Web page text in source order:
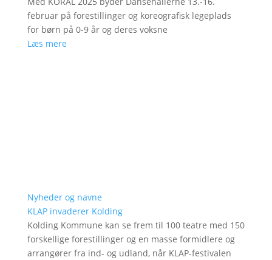
februar på forestillinger og koreografisk legeplads
for børn på 0-9 år og deres voksne
Læs mere
Nyheder og navne
KLAP invaderer Kolding
Kolding Kommune kan se frem til 100 teatre med 150
forskellige forestillinger og en masse formidlere og
arrangører fra ind- og udland, når KLAP-festivalen